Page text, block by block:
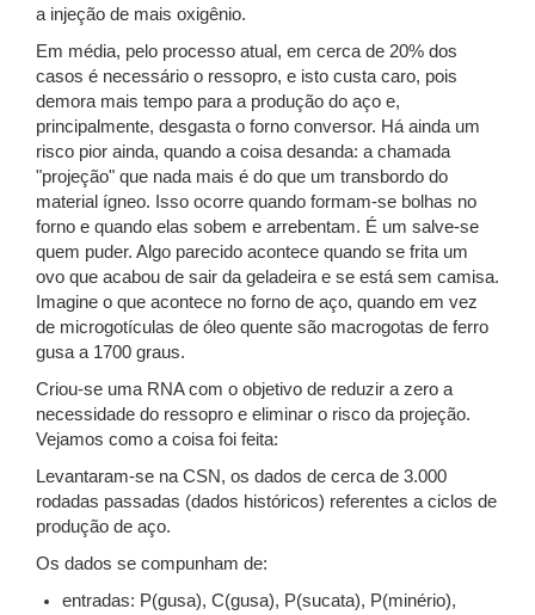
a injeção de mais oxigênio.
Em média, pelo processo atual, em cerca de 20% dos
casos é necessário o ressopro, e isto custa caro, pois
demora mais tempo para a produção do aço e,
principalmente, desgasta o forno conversor. Há ainda um
risco pior ainda, quando a coisa desanda: a chamada
"projeção" que nada mais é do que um transbordo do
material ígneo. Isso ocorre quando formam-se bolhas no
forno e quando elas sobem e arrebentam. É um salve-se
quem puder. Algo parecido acontece quando se frita um
ovo que acabou de sair da geladeira e se está sem camisa.
Imagine o que acontece no forno de aço, quando em vez
de microgotículas de óleo quente são macrogotas de ferro
gusa a 1700 graus.
Criou-se uma RNA com o objetivo de reduzir a zero a
necessidade do ressopro e eliminar o risco da projeção.
Vejamos como a coisa foi feita:
Levantaram-se na CSN, os dados de cerca de 3.000
rodadas passadas (dados históricos) referentes a ciclos de
produção de aço.
Os dados se compunham de:
entradas: P(gusa), C(gusa), P(sucata), P(minério),